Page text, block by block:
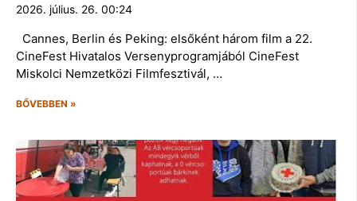
2026. július. 26. 00:24
Cannes, Berlin és Peking: elsőként három film a 22.
CineFest Hivatalos Versenyprogramjából CineFest
Miskolci Nemzetközi Filmfesztivál, …
BŐVEBBEN »